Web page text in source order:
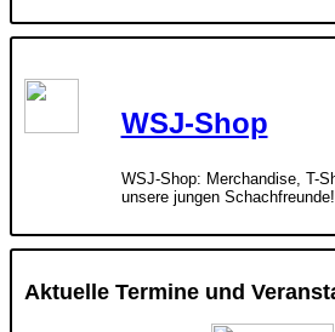
WSJ-Shop
WSJ-Shop: Merchandise, T-
unsere jungen Schachfreunde!
Aktuelle Termine und